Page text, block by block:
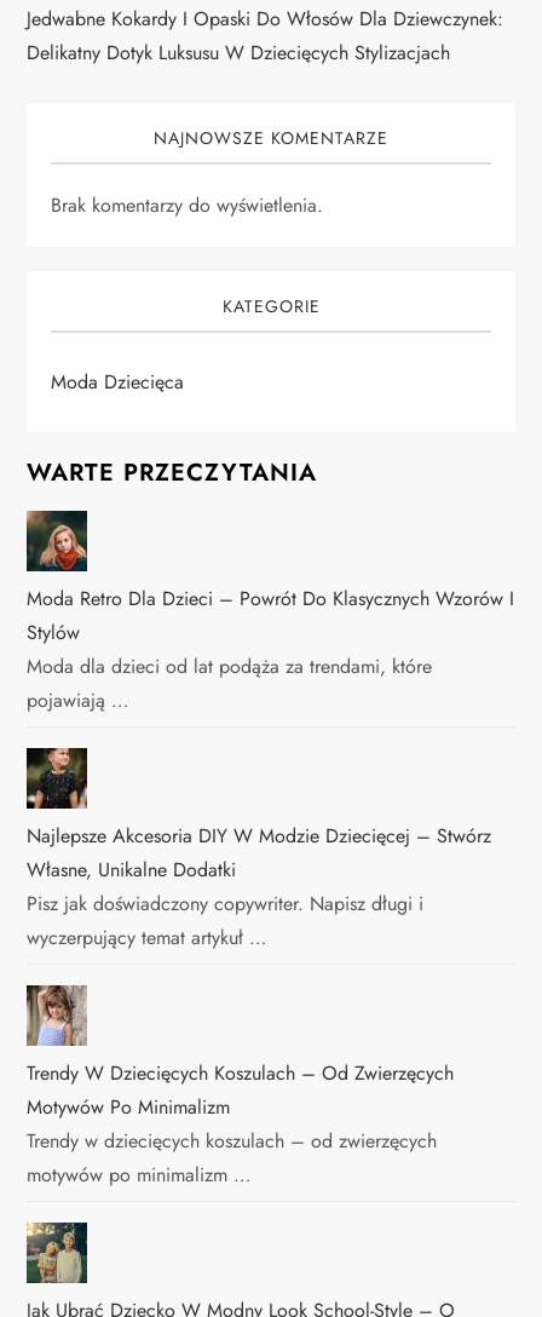
Jedwabne Kokardy I Opaski Do Włosów Dla Dziewczynek:
Delikatny Dotyk Luksusu W Dziecięcych Stylizacjach
NAJNOWSZE KOMENTARZE
Brak komentarzy do wyświetlenia.
KATEGORIE
Moda Dziecięca
WARTE PRZECZYTANIA
Moda Retro Dla Dzieci – Powrót Do Klasycznych Wzorów I
Stylów
Moda dla dzieci od lat podąża za trendami, które
pojawiają …
Najlepsze Akcesoria DIY W Modzie Dziecięcej – Stwórz
Własne, Unikalne Dodatki
Pisz jak doświadczony copywriter. Napisz długi i
wyczerpujący temat artykuł …
Trendy W Dziecięcych Koszulach – Od Zwierzęcych
Motywów Po Minimalizm
Trendy w dziecięcych koszulach – od zwierzęcych
motywów po minimalizm …
Jak Ubrać Dziecko W Modny Look School-Style – O